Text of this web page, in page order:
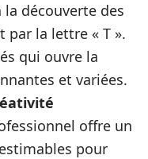
découverte des
par la lettre « T ».
qui ouvre la
et variées.
offre un
pour